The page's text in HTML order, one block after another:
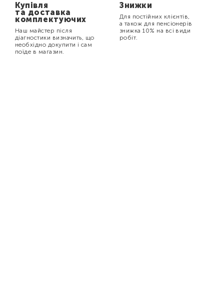
Купівля
та доставка
комплектуючих
Наш майстер після
діагностики визначить, що
необхідно докупити і сам
поїде в магазин.
Знижки
Для постійних клієнтів,
а також для пенсіонерів
знижка 10% на всі види
робіт.